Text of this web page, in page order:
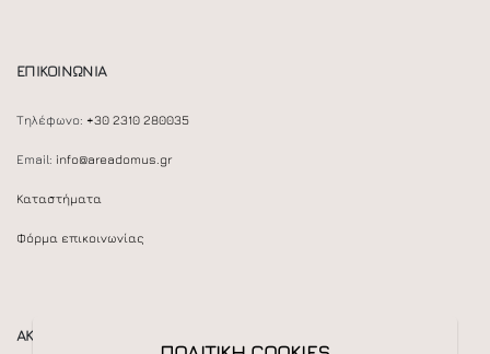
ΕΠΙΚΟΙΝΩΝΙΑ
Τηλέφωνο: +30 2310 280035
Email: info@areadomus.gr
Καταστήματα
Φόρμα επικοινωνίας
ΑΚΟΛΟΥΘΕΙΣΤΕ ΜΑΣ